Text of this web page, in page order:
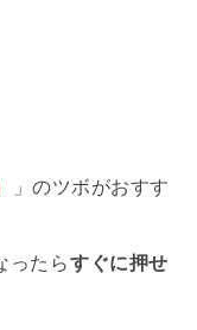
」のツボがおすす
ったらすぐに押せ